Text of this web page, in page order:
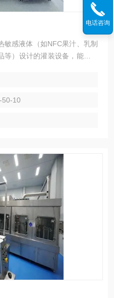
敏感液体（如NFC果汁、乳制
）设计的灌装设备，能够在
50-10
电话咨询